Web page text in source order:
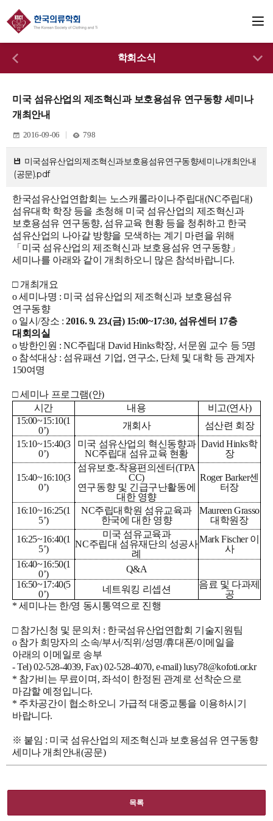
학회소식
미국 섬유산업의 제조혁신과 보호용섬유 연구동향 세미나
개최안내
2016-09-06 798
미국섬유산업의제조혁신과보호용섬유연구동향세미나개최안내
(공문).pdf
한국섬유산업연합회는 노스캐롤라이나주립대(NC주립대)
섬유대학 학장 등을 초청해 미국 섬유산업의 제조혁신과
보호용섬유 연구동향, 섬유교육 현황 등을 청취하고 한국
섬유산업의 나아갈 방향을 모색하는 계기 마련을 위해
「미국 섬유산업의 제조혁신과 보호용섬유 연구동향」
세미나를 아래와 같이 개최하오니 많은 참석바랍니다.
□ 개최개요
o 세미나명 : 미국 섬유산업의 제조혁신과 보호용섬유
연구동향
o 일시/장소 :2016. 9. 23.(금) 15:00~17:30, 섬유센터 17층
대회의실
o 방한인원 : NC주립대 David Hinks학장, 서문원 교수 등 5명
o 참석대상 : 섬유패션 기업, 연구소, 단체 및 대학 등 관계자
150여명
□ 세미나 프로그램(안)
시간
내용
비고(연사)
15:00~15:10(1
0’)
개회사
섬산련 회장
15:10~15:40(3
0’)
미국 섬유산업의 혁신동향과
NC주립대 섬유교육 현황
David Hinks학
장
15:40~16:10(3
0’)
섬유보호-착용편의센터(TPA
CC)
연구동향 및 긴급구난활동에
대한 영향
Roger Barker센
터장
16:10~16:25(1
5’)
NC주립대학원 섬유교육과
한국에 대한 영향
Maureen Grasso
대학원장
16:25~16:40(1
5’)
미국 섬유교육과
NC주립대 섬유재단의 성공사
례
Mark Fischer 이
사
16:40~16:50(1
0’)
Q&A
16:50~17:40(5
0’)
네트워킹 리셉션
음료 및 다과제
공
* 세미나는 한/영 동시통역으로 진행
□ 참가신청 및 문의처 : 한국섬유산업연합회 기술지원팀
o 참가 희망자의 소속/부서/직위/성명/휴대폰/이메일을
아래의 이메일로 송부
- Tel) 02-528-4039, Fax) 02-528-4070, e-mail) lusy78@kofoti.or.kr
* 참가비는 무료이며, 좌석이 한정된 관계로 선착순으로
마감할 예정입니다.
* 주차공간이 협소하오니 가급적 대중교통을 이용하시기
바랍니다.
※ 붙임 : 미국 섬유산업의 제조혁신과 보호용섬유 연구동향
세미나 개최안내(공문)
목록